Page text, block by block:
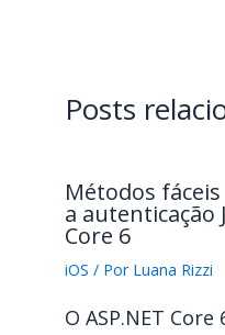
Posts
Métodos
a autenticação
Core 6
iOS / Por Luana Rizzi
O ASP.NET